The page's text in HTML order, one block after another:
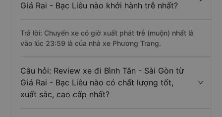
Giá Rai - Bạc Liêu nào khởi hành trễ nhất?
Trả lời: Chuyến xe có giờ xuất phát trễ (muộn) nhất là
vào lúc 23:59 là của nhà xe Phương Trang.
Câu hỏi: Review xe đi Bình Tân - Sài Gòn từ
Giá Rai - Bạc Liêu nào có chất lượng tốt,
xuất sắc, cao cấp nhất?